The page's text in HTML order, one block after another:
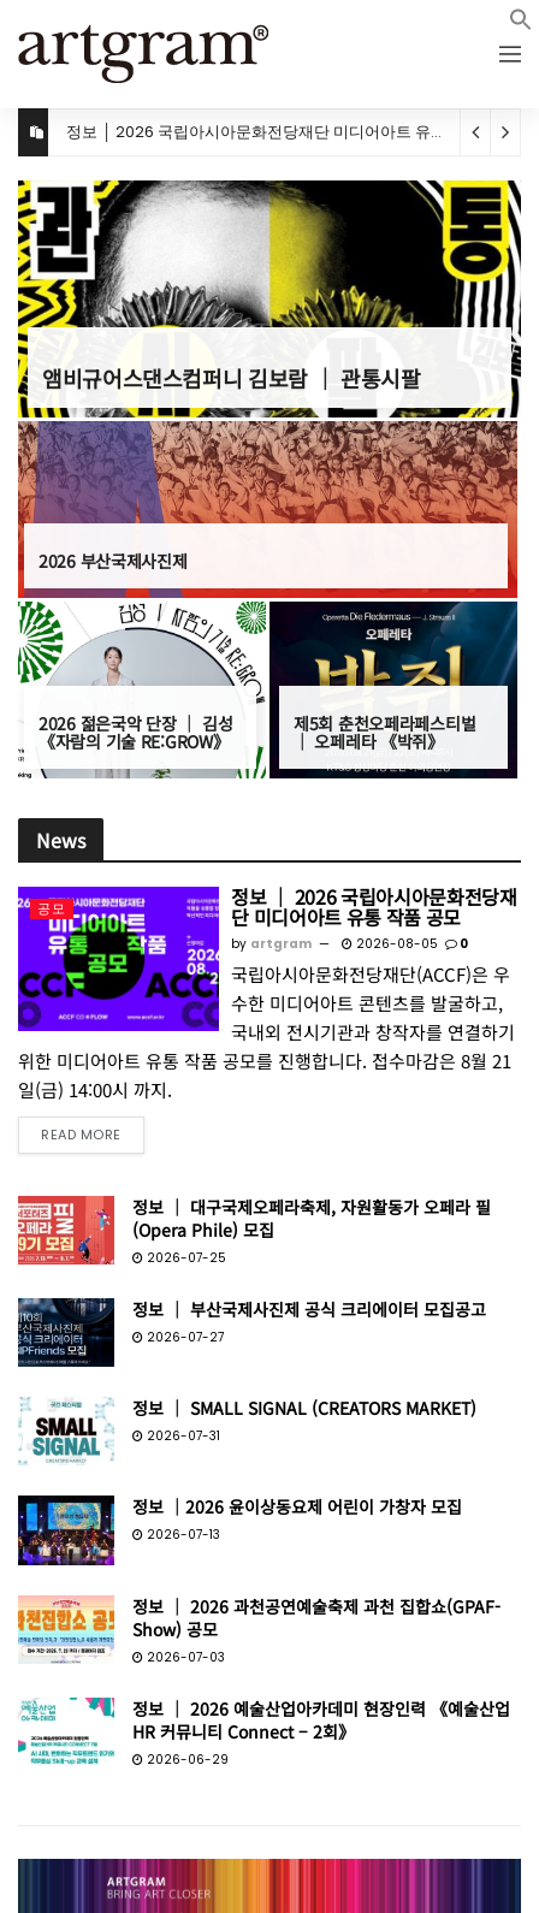
정보 │ 대구국제오페라축제, 자원활동가 오페라 필(Opera Phile) 모집
앰비규어스댄스컴퍼니 김보람 │ 관통시팔
2026 부산국제사진제
2026 젊은국악 단장 │ 김성
《자람의 기술 RE:GROW》
제5회 춘천오페라페스티벌
│ 오페레타 《박쥐》
News
공모 정보 │ 2026 국립아시아문화전당재
단 미디어아트 유통 작품 공모
by artgram 2026-08-05 0
국립아시아문화전당재단(ACCF)은 우
수한 미디어아트 콘텐츠를 발굴하고,
국내외 전시기관과 창작자를 연결하기
위한 미디어아트 유통 작품 공모를 진행합니다. 접수마감은 8월 21
일(금) 14:00시 까지.
READ MORE
정보 │ 대구국제오페라축제, 자원활동가 오페라 필
(Opera Phile) 모집
2026-07-25
정보 │ 부산국제사진제 공식 크리에이터 모집공고
2026-07-27
정보 │ SMALL SIGNAL (CREATORS MARKET)
2026-07-31
정보 │2026 윤이상동요제 어린이 가창자 모집
2026-07-13
정보 │ 2026 과천공연예술축제 과천 집합쇼(GPAF-
Show) 공모
2026-07-03
정보 │ 2026 예술산업아카데미 현장인력 《예술산업
HR 커뮤니티 Connect – 2회》
2026-06-29